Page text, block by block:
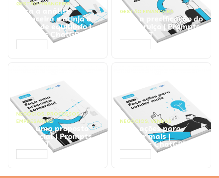
GESTÃO FINANCEIRA
Faça a análise
financeira e atinja o
ponto de equilíbrio |
Prompts ChatGPT
GESTÃO FINANCEIRA
Faça a precificação do
seu serviço | Prompts
ChatGPT
NEGÓCIOS, PROCESSOS
EMPRESARIAIS
Faça uma proposta
comercial | Prompts
ChatGPT
NEGÓCIOS, VENDAS
Faça ações para
vender mais |
Prompts ChatGPT